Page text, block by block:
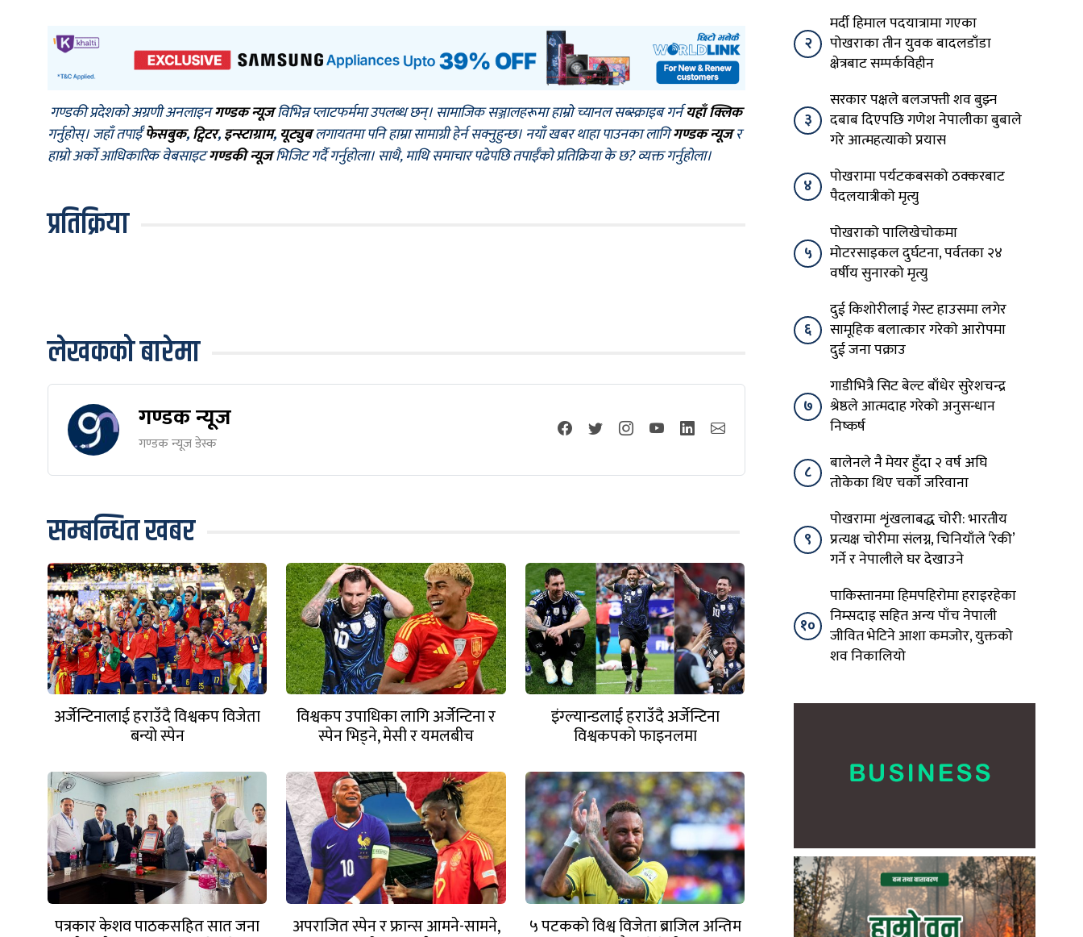
गण्डकी प्रदेशको अग्रणी अनलाइनगण्डक न्यूजविभिन्न प्लाटफर्ममा उपलब्ध छन्। सामाजिक सञ्जालहरूमा हाम्रो च्यानल सब्स्क्राइब गर्नयहाँ क्लिक
गर्नुहोस्। जहाँ तपाईँफेसबुक,ट्विटर,इन्स्टाग्राम, यूट्युबलगायतमा पनि हाम्रा सामाग्री हेर्न सक्नुहुन्छ। नयाँ खबर थाहा पाउनका लागिगण्डक न्यूजर
हाम्रो अर्को आधिकारिक वेबसाइटगण्डकी न्यूजभिजिट गर्दै गर्नुहोला। साथै, माथि समाचार पढेपछि तपाईँको प्रतिक्रिया के छ? व्यक्त गर्नुहोला।
प्रतिक्रिया
लेखकको बारेमा
गण्डक न्यूज
गण्डक न्यूज डेस्क
सम्बन्धित खबर
अर्जेन्टिनालाई हराउँदै विश्वकप विजेता
बन्यो स्पेन
विश्वकप उपाधिका लागि अर्जेन्टिना र
स्पेन भिड्ने, मेसी र यमलबीच
इंग्ल्यान्डलाई हराउँदै अर्जेन्टिना
विश्वकपको फाइनलमा
पत्रकार केशव पाठकसहित सात जना अपराजित स्पेन र फ्रान्स आमने-सामने, ५ पटकको विश्व विजेता ब्राजिल अन्तिम
२
मर्दी हिमाल पदयात्रामा गएका
पोखराका तीन युवक बादलडाँडा
क्षेत्रबाट सम्पर्कविहीन
३
सरकार पक्षले बलजफ्ती शव बुझ्न
दबाब दिएपछि गणेश नेपालीका बुबाले
गरे आत्महत्याको प्रयास
४
पोखरामा पर्यटकबसको ठक्करबाट
पैदलयात्रीको मृत्यु
५
पोखराको पालिखेचोकमा
मोटरसाइकल दुर्घटना, पर्वतका २४
वर्षीय सुनारको मृत्यु
६
दुई किशोरीलाई गेस्ट हाउसमा लगेर
सामूहिक बलात्कार गरेको आरोपमा
दुई जना पक्राउ
७
गाडीभित्रै सिट बेल्ट बाँधेर सुरेशचन्द्र
श्रेष्ठले आत्मदाह गरेको अनुसन्धान
निष्कर्ष
८
बालेनले नै मेयर हुँदा २ वर्ष अघि
तोकेका थिए चर्को जरिवाना
९
पोखरामा शृंखलाबद्ध चोरी: भारतीय
प्रत्यक्ष चोरीमा संलग्न, चिनियाँले ‘रेकी’
गर्ने र नेपालीले घर देखाउने
१०
पाकिस्तानमा हिमपहिरोमा हराइरहेका
निम्सदाइ सहित अन्य पाँच नेपाली
जीवित भेटिने आशा कमजोर, युक्तको
शव निकालियो